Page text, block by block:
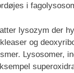
i
lysozym der
og
Lysosomer,